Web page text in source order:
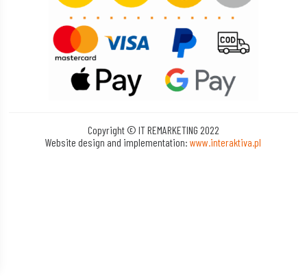
Copyright © IT REMARKETING 2022
Website design and implementation:www.interaktiva.pl